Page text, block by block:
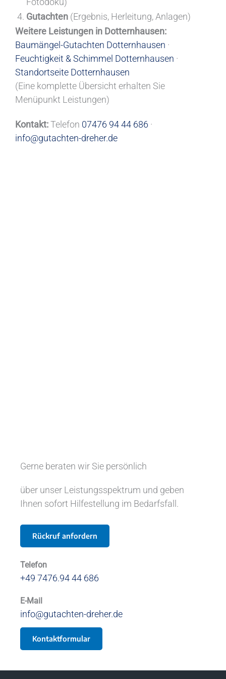
Gutachten(Ergebnis, Herleitung, Anlagen)
Weitere Leistungen in Dotternhausen:
Baumängel-Gutachten Dotternhausen ·
Feuchtigkeit & Schimmel Dotternhausen ·
Standortseite Dotternhausen
(Eine komplette Übersicht erhalten Sie
Menüpunkt Leistungen)
Kontakt:Telefon 07476 94 44 686 ·
info@gutachten-dreher.de
Gerne beraten wir Sie persönlich
über unser Leistungsspektrum und geben
Ihnen sofort Hilfestellung im Bedarfsfall.
Rückruf anfordern
Telefon
+49 7476.94 44 686
E-Mail
info@gutachten-dreher.de
Kontaktformular